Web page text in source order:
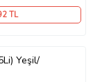
TL
Yeşil/